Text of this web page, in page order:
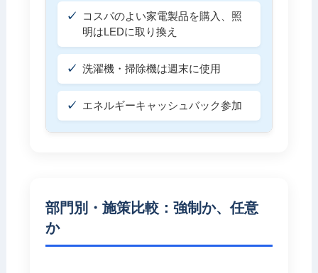
コスパのよい家電製品を購入、照
明はLEDに取り換え
洗濯機・掃除機は週末に使用
エネルギーキャッシュバック参加
部門別・施策比較：強制か、任意
か